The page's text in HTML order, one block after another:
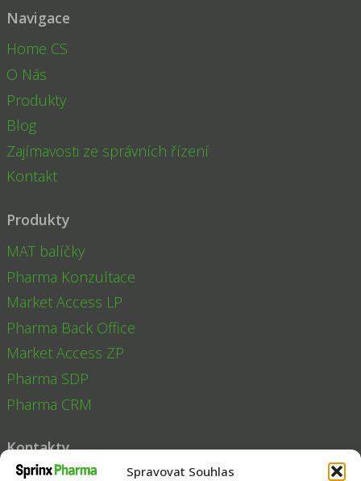
Spravovat Souhlas
Navigace
Home CS
O Nás
Produkty
Blog
Zajímavosti ze správních řízení
Kontakt
Produkty
MAT balíčky
Pharma Konzultace
Market Access LP
Pharma Back Office
Market Access ZP
Pharma SDP
Pharma CRM
Kontakty